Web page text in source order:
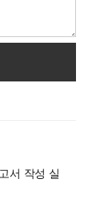
서 작성 실